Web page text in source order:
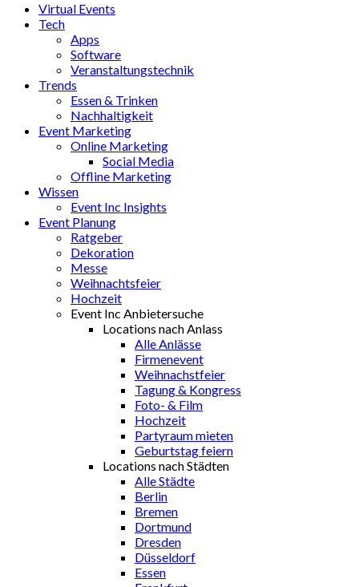
Virtual Events
Tech
Apps
Software
Veranstaltungstechnik
Trends
Essen & Trinken
Nachhaltigkeit
Event Marketing
Online Marketing
Social Media
Offline Marketing
Wissen
Event Inc Insights
Event Planung
Ratgeber
Dekoration
Messe
Weihnachtsfeier
Hochzeit
Event Inc Anbietersuche
Locations nach Anlass
Alle Anlässe
Firmenevent
Weihnachstfeier
Tagung & Kongress
Foto- & Film
Hochzeit
Partyraum mieten
Geburtstag feiern
Locations nach Städten
Alle Städte
Berlin
Bremen
Dortmund
Dresden
Düsseldorf
Essen